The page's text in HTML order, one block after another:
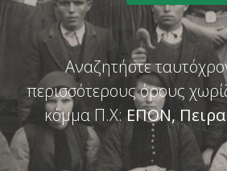
Αναζητήστε
περισσότερους όρους
κόμμα Π.Χ: ΕΠΟΝ,